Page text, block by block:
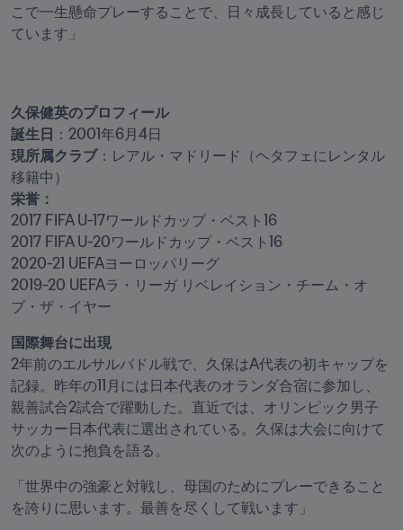
こで一生懸命プレーすることで、日々成長していると感じ
ています」
久保健英のプロフィール
誕生日
現所属クラブ：レアル・マドリード（ヘタフェにレンタル
2017 FIFA U-17ワールドカップ・ベスト16
2017 FIFA U-20ワールドカップ・ベスト16
2020-21 UEFAヨーロッパリーグ
2019-20 UEFAラ・リーガ リベレイション・チーム・オ
ブ・ザ・イヤー
2年前のエルサルバドル戦で、久保はA代表の初キャップを
記録。昨年の11月には日本代表のオランダ合宿に参加し、
親善試合2試合で躍動した。直近では、オリンピック男子
サッカー日本代表に選出されている。久保は大会に向けて
次のように抱負を語る。
「世界中の強豪と対戦し、母国のためにプレーできること
を誇りに思います。最善を尽くして戦います」